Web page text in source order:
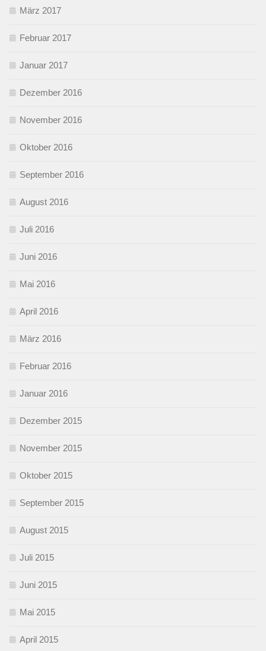
März 2017
Februar 2017
Januar 2017
Dezember 2016
November 2016
Oktober 2016
September 2016
August 2016
Juli 2016
Juni 2016
Mai 2016
April 2016
März 2016
Februar 2016
Januar 2016
Dezember 2015
November 2015
Oktober 2015
September 2015
August 2015
Juli 2015
Juni 2015
Mai 2015
April 2015